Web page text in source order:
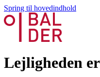
Spring til hovedindhold
Lejligheden